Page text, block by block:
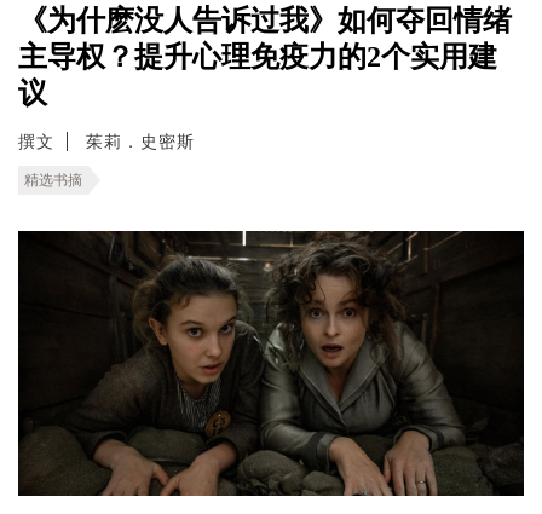
《为什麽没人告诉过我》如何夺回情绪
主导权？提升心理免疫力的2个实用建
议
撰文 茱莉．史密斯
精选书摘